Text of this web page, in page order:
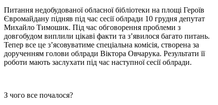
Питання недобудованої обласної бібліотеки на площі Героїв
Євромайдану підняв під час сесії облради 10 грудня депутат
Михайло Тимошик. Під час обговорення проблеми з
довгобудом виплили цікаві факти та з’явилося багато питань.
Тепер все це з’ясовуватиме спеціальна комісія, створена за
дорученням голови облради Віктора Овчарука. Результати її
роботи мають заслухати під час наступної сесії облради.
З чого все почалося?